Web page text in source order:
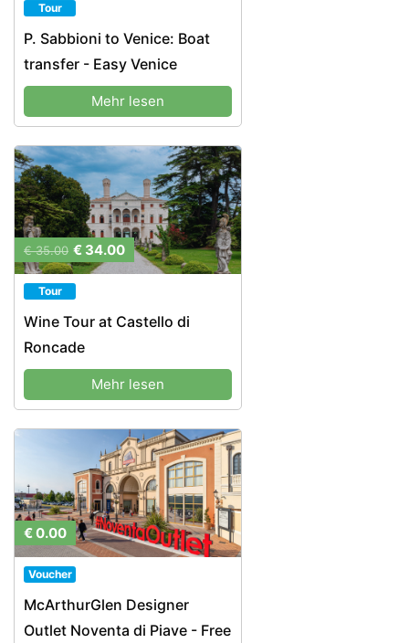
Tour
P. Sabbioni to Venice: Boat
transfer - Easy Venice
Mehr lesen
€ 35.00 € 34.00
Tour
Wine Tour at Castello di
Roncade
Mehr lesen
€ 0.00
Voucher
McArthurGlen Designer
Outlet Noventa di Piave - Free